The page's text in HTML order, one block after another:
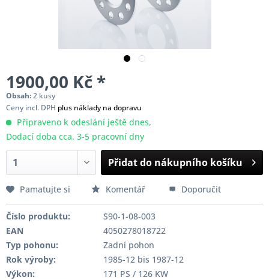
1900,00 Kč *
Obsah:2 kusy
Ceny incl. DPH plus náklady na dopravu
Připraveno k odeslání ještě dnes,
Dodací doba cca. 3-5 pracovní dny
Přidat do nákupního košíku
Pamatujte si Komentář Doporučit
Číslo produktu:
S90-1-08-003
EAN
4050278018722
Typ pohonu:
Zadní pohon
Rok výroby:
1985-12 bis 1987-12
Výkon:
171 PS / 126 KW